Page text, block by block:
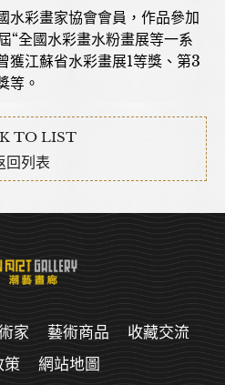
水彩畫家協會會員，作品參加
“全國水彩畫水粉畫展等一系
獲江蘇省水彩畫展1等獎、第3
等。
TO LIST
回列表
家 藝術商品
收藏交流
策
網站地圖